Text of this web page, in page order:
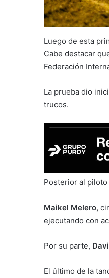
Luego de esta
Cabe destacar
Federación
La prueba dio
trucos.
Posterior al
Maikel Melero,
ejecutando con
Por su parte,
El último de la